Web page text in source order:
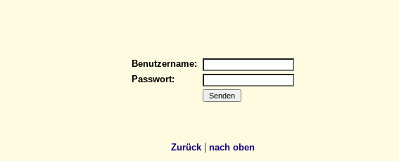
Benutzername:
Passwort:
Zurück| nach oben